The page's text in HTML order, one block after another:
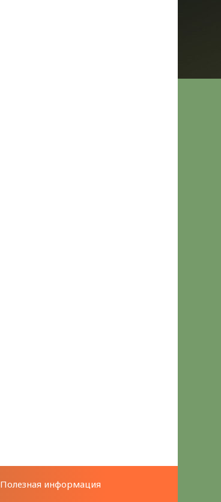
Полезная информация